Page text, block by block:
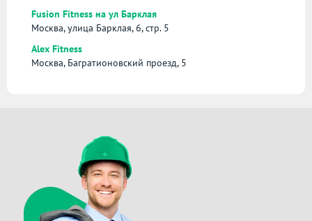
Fusion Fitness на ул Барклая
Москва, улица Барклая, 6, стр. 5
Alex Fitness
Москва, Багратионовский проезд, 5